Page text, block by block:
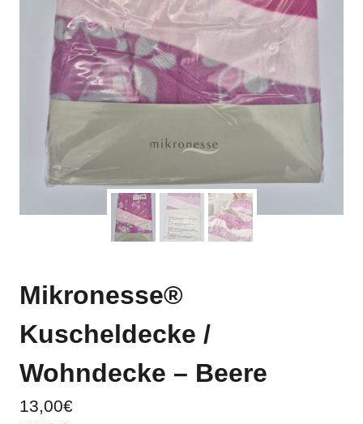
Mikronesse®
Kuscheldecke /
Wohndecke – Beere
13,00€